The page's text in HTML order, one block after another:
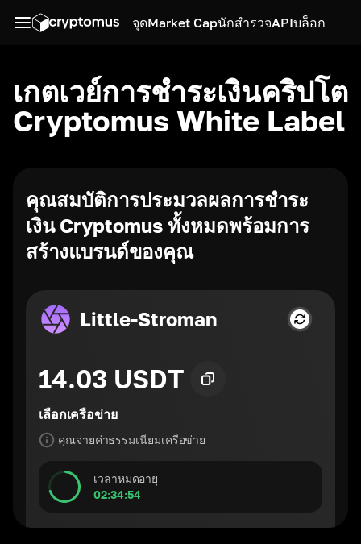
จุดMarket CapนักสำรวจAPIบล็อก
เกตเวย์การชำระเงินคริปโต
Cryptomus White Label
คุณสมบัติการประมวลผลการชำระ
เงิน Cryptomus ทั้งหมดพร้อมการ
สร้างแบรนด์ของคุณ
Little-Stroman
14.03 USDT
เลือกเครือข่าย
คุณจ่ายค่าธรรมเนียมเครือข่าย
เวลาหมดอายุ
02:34:54